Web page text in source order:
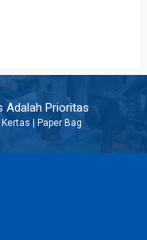
Adalah Prioritas
| Paper Bag